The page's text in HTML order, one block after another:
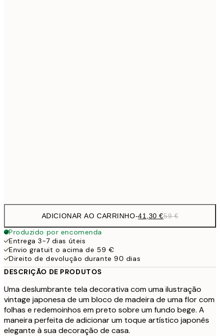
ADICIONAR AO CARRINHO-41,30 €59 €
Produzido por encomenda
Entrega 3-7 dias úteis
Envio gratuit o acima de 59 €
Direito de devolução durante 90 dias
DESCRIÇÃO DE PRODUTOS
Uma deslumbrante tela decorativa com uma ilustração
vintage japonesa de um bloco de madeira de uma flor com
folhas e redemoinhos em preto sobre um fundo bege. A
maneira perfeita de adicionar um toque artístico japonês
elegante à sua decoração de casa.